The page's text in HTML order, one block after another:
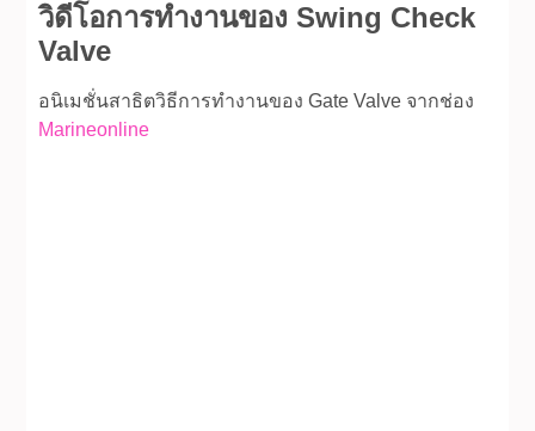
วิดีโอการทำงานของ Swing Check
Valve
อนิเมชั่นสาธิตวิธีการทำงานของ Gate Valve จากช่อง
Marineonline